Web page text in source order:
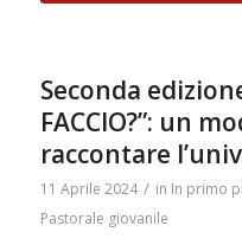
Seconda
FACCIO?”: un
raccontare
11 Aprile 2024 / in In primo
Pastorale giovanile